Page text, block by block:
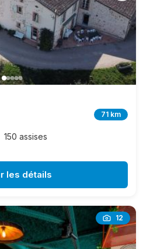
71 km
150 assises
les détails
12